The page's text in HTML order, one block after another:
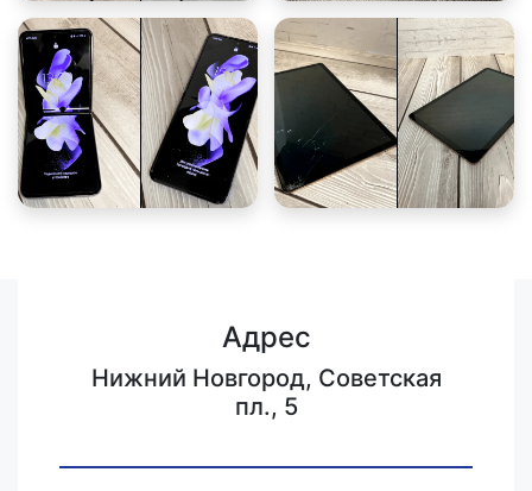
Адрес
Нижний Новгород, Советская
пл., 5